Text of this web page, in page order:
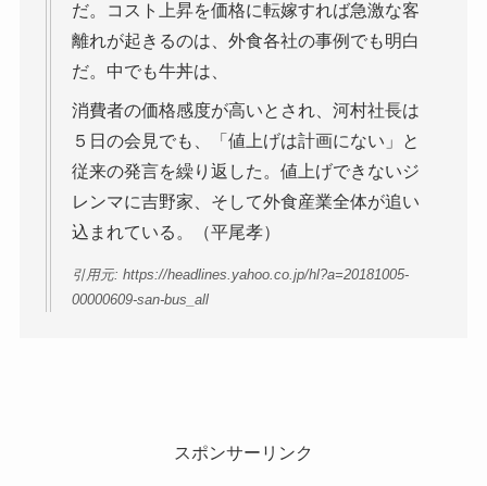
だ。コスト上昇を価格に転嫁すれば急激な客
離れが起きるのは、外食各社の事例でも明白
だ。中でも牛丼は、
消費者の価格感度が高いとされ、河村社長は
５日の会見でも、「値上げは計画にない」と
従来の発言を繰り返した。値上げできないジ
レンマに吉野家、そして外食産業全体が追い
込まれている。（平尾孝）
引用元: https://headlines.yahoo.co.jp/hl?a=20181005-
00000609-san-bus_all
スポンサーリンク